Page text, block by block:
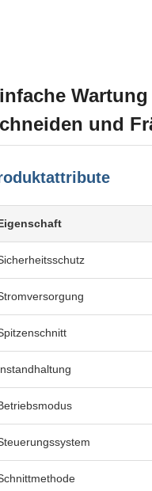
und